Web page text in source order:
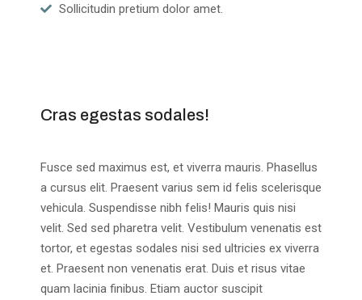
Sollicitudin pretium dolor amet.
Cras egestas sodales!
Fusce sed maximus est, et viverra mauris. Phasellus
a cursus elit. Praesent varius sem id felis scelerisque
vehicula. Suspendisse nibh felis! Mauris quis nisi
velit. Sed sed pharetra velit. Vestibulum venenatis est
tortor, et egestas sodales nisi sed ultricies ex viverra
et. Praesent non venenatis erat. Duis et risus vitae
quam lacinia finibus. Etiam auctor suscipit